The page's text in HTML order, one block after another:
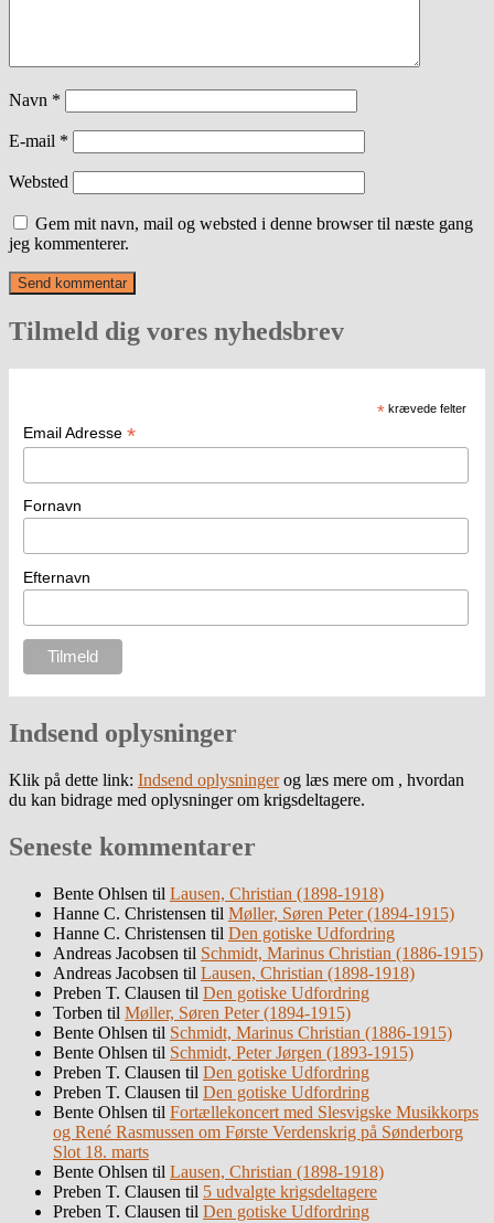
Navn *
E-mail *
Websted
Gem mit navn, mail og websted i denne browser til næste gang
jeg kommenterer.
Tilmeld dig vores nyhedsbrev
* krævede felter
Email Adresse *
Fornavn
Efternavn
Indsend oplysninger
Klik på dette link: Indsend oplysningerog læs mere om , hvordan
du kan bidrage med oplysninger om krigsdeltagere.
Seneste kommentarer
Bente Ohlsen til Lausen, Christian (1898-1918)
Hanne C. Christensen til Møller, Søren Peter (1894-1915)
Hanne C. Christensen til Den gotiske Udfordring
Andreas Jacobsen til Schmidt, Marinus Christian (1886-1915)
Andreas Jacobsen til Lausen, Christian (1898-1918)
Preben T. Clausen til Den gotiske Udfordring
Torben til Møller, Søren Peter (1894-1915)
Bente Ohlsen til Schmidt, Marinus Christian (1886-1915)
Bente Ohlsen til Schmidt, Peter Jørgen (1893-1915)
Preben T. Clausen til Den gotiske Udfordring
Preben T. Clausen til Den gotiske Udfordring
Bente Ohlsen til Fortællekoncert med Slesvigske Musikkorps
og René Rasmussen om Første Verdenskrig på Sønderborg
Slot 18. marts
Bente Ohlsen til Lausen, Christian (1898-1918)
Preben T. Clausen til 5 udvalgte krigsdeltagere
Preben T. Clausen til Den gotiske Udfordring